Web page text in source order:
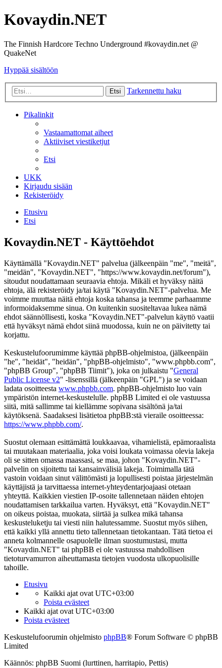
Kovaydin.NET
The Finnish Hardcore Techno Underground #kovaydin.net @
QuakeNet
Hyppää sisältöön
Etsi Tarkennettu haku
Pikalinkit
Vastaamattomat aiheet
Aktiiviset viestiketjut
Etsi
UKK
Kirjaudu sisään
Rekisteröidy
Etusivu
Etsi
Kovaydin.NET - Käyttöehdot
Käyttämällä "Kovaydin.NET" palvelua (jälkeenpäin "me", "meitä",
"meidän", "Kovaydin.NET", "https://www.kovaydin.net/forum"),
sitoudut noudattamaan seuraavia ehtoja. Mikäli et hyväksy näitä
ehtoja, älä rekisteröidy ja/tai käytä "Kovaydin.NET"-palvelua. Me
voimme muuttaa näitä ehtoja koska tahansa ja teemme parhaamme
informoidaksemme sinua. On kuitenkin suositeltavaa lukea nämä
ehdot säännöllisesti, koska "Kovaydin.NET"-palvelun käyttö vaatii
että hyväksyt nämä ehdot siinä muodossa, kuin ne on päivitetty tai
korjattu.
Keskustelufoorumimme käyttää phpBB-ohjelmistoa, (jälkeenpäin
"he", "heidät", "heidän", "phpBB-ohjelmisto", "www.phpbb.com",
"phpBB Group", "phpBB Tiimit"), joka on julkaistu "General
Public License v2" -lisenssillä (jälkeenpäin "GPL") ja se voidaan
ladata osoitteesta www.phpbb.com. phpBB-ohjelmisto luo vain
ympäristön internet-keskustelulle. phpBB Limited ei ole vastuussa
siitä, mitä sallimme tai kiellämme sopivana sisältönä ja/tai
käytöksenä. Saadaksesi lisätietoa phpBB:stä vieraile osoitteessa:
https://www.phpbb.com/.
Suostut olemaan esittämättä loukkaavaa, vihamielistä, epämoraalista
tai muutakaan materiaalia, joka voisi loukata voimassa olevia lakeja
oli se sitten omassa maassasi, se maa, johon "Kovaydin.NET"-
palvelin on sijoitettu tai kansainvälisiä lakeja. Toimimalla tätä
vastoin voidaan sinut välittömästi ja lopullisesti poistaa järjestelmän
käyttäjistä ja tarvittaessa internet-yhteydentarjoajaasi otetaan
yhteyttä. Kaikkien viestien IP-osoite tallennetaan näiden ehtojen
noudattamisen tarkkailua varten. Hyväksyt, että "Kovaydin.NET"
on oikeus poistaa, muokata, siirtää ja sulkea mikä tahansa
keskusteluketju tai viesti niin halutessamme. Suostut myös siihen,
että kaikki yllä annettu tieto tallennetaan tietokantaan. Tätä tietoa ei
anneta kolmannelle osapuolelle ilman suostumustasi, mutta
"Kovaydin.NET" tai phpBB ei ole vastuussa mahdollisen
tietoturvamurron aiheuttamasta tietojen vuodosta ulkopuolisille
tahoille.
Etusivu
Kaikki ajat ovat UTC+03:00
Poista evästeet
Kaikki ajat ovat UTC+03:00
Poista evästeet
Keskustelufoorumin ohjelmisto phpBB® Forum Software © phpBB
Limited
Käännös: phpBB Suomi (lurttinen, harritapio, Pettis)